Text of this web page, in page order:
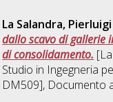
La Salandra, Pierluigi
dallo scavo di gallerie
di consolidamento.
Studio in Ingegneria
DM509], Documento